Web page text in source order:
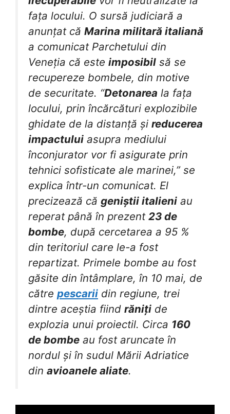
fața locului. O sursă judiciară a
anunțat că Marina militară italiană
a comunicat Parchetului din
Veneția că este imposibil să se
recupereze bombele, din motive
de securitate. “Detonarea la fața
locului, prin încărcături explozibile
ghidate de la distanță și reducerea
impactului asupra mediului
înconjurator vor fi asigurate prin
tehnici sofisticate ale marinei,” se
explica într-un comunicat. El
precizează că geniștii italieni au
reperat până în prezent 23 de
bombe, după cercetarea a 95 %
din teritoriul care le-a fost
repartizat. Primele bombe au fost
găsite din întâmplare, în 10 mai, de
către pescarii din regiune, trei
dintre aceștia fiind răniți de
explozia unui proiectil. Circa 160
de bombe au fost aruncate în
nordul și în sudul Mării Adriatice
din avioanele aliate.